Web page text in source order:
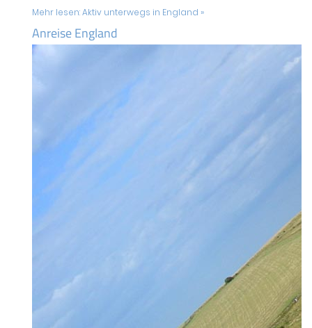
Mehr lesen:Aktiv unterwegs in England »
Anreise England